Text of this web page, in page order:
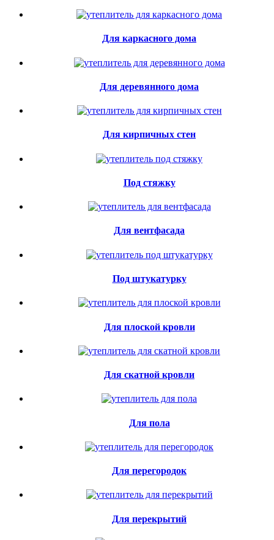
Для каркасного дома
Для деревянного дома
Для кирпичных стен
Под стяжку
Для вентфасада
Под штукатурку
Для плоской кровли
Для скатной кровли
Для пола
Для перегородок
Для перекрытий